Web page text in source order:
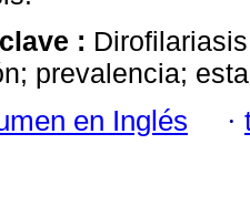
:
prevalencia;
en Inglés ·